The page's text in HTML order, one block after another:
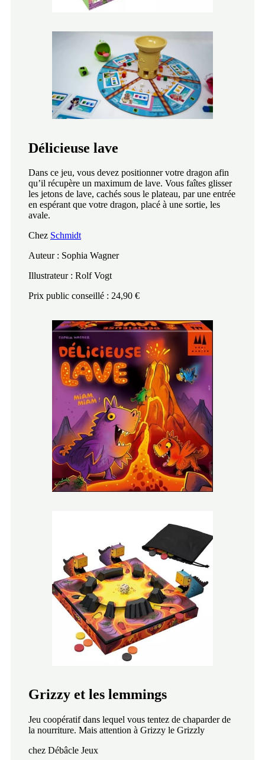
Délicieuse lave
Dans ce jeu, vous devez positionner votre dragon afin
qu’il récupère un maximum de lave. Vous faîtes glisser
les jetons de lave, cachés sous le plateau, par une entrée
en espérant que votre dragon, placé à une sortie, les
avale.
Chez Schmidt
Auteur : Sophia Wagner
Illustrateur : Rolf Vogt
Prix public conseillé : 24,90 €
Grizzy et les lemmings
Jeu coopératif dans lequel vous tentez de chaparder de
la nourriture. Mais attention à Grizzy le Grizzly
chez Débâcle Jeux